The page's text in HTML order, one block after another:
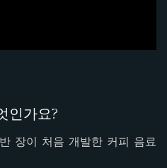
인가요?
장이 처음 개발한 커피 음료